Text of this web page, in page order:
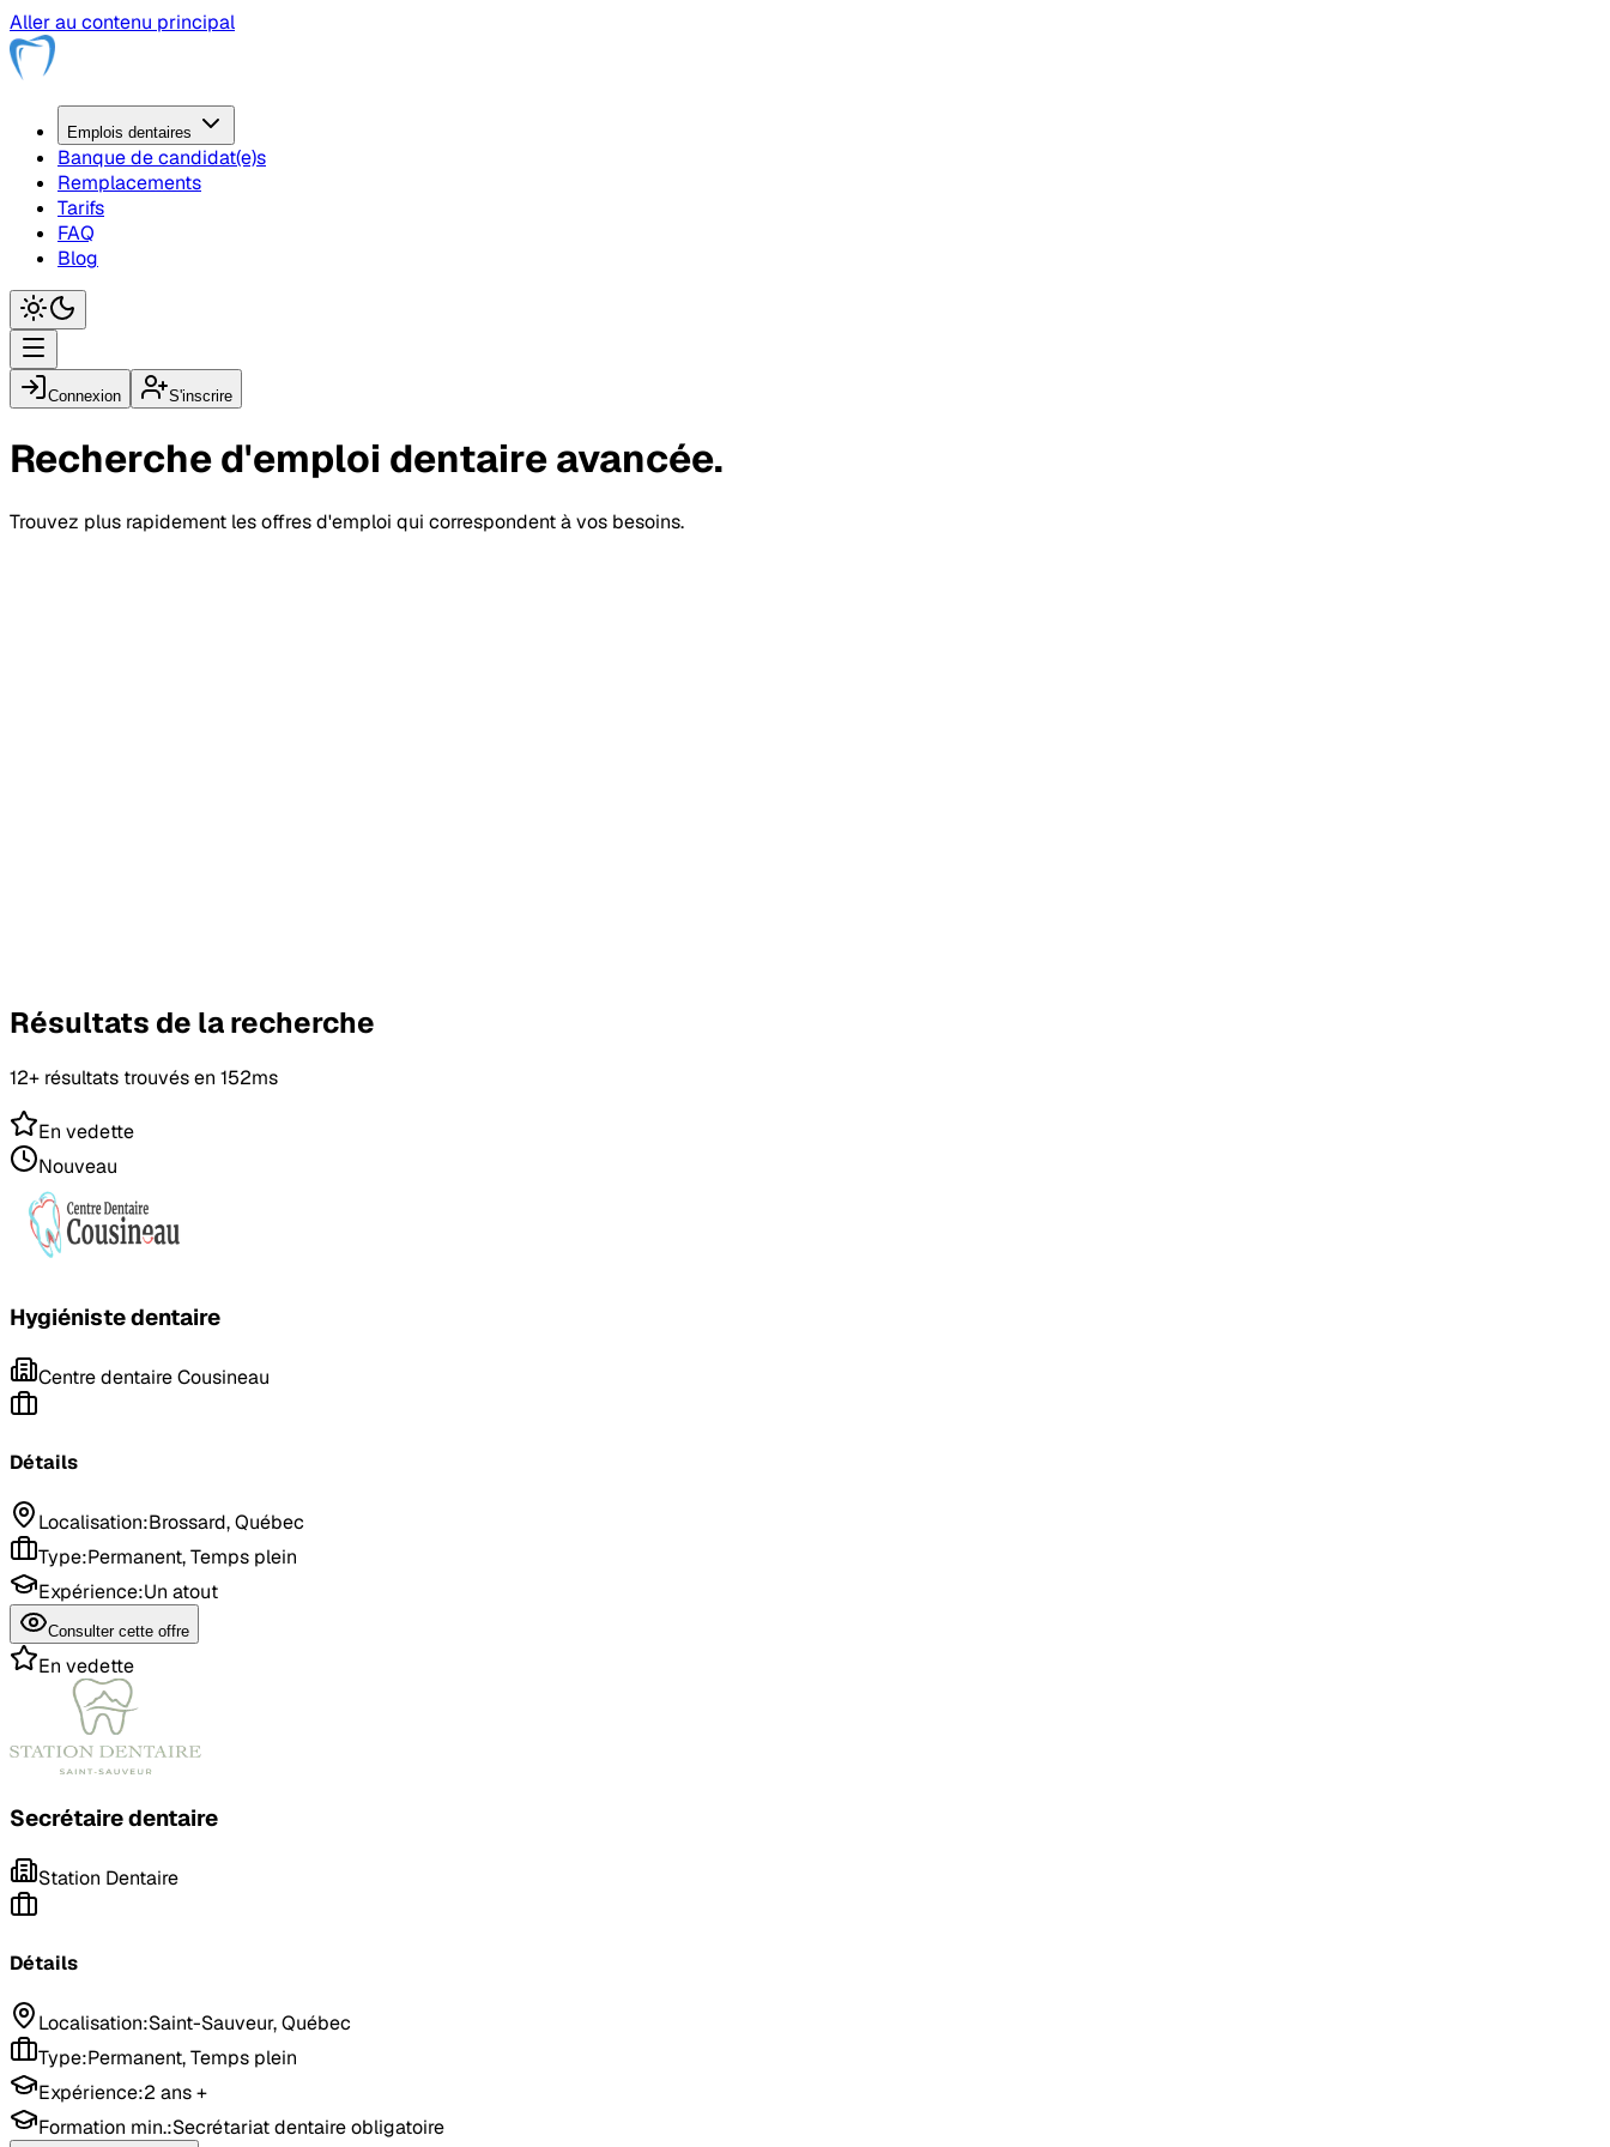
Aller au contenu principal
Emplois dentaires
Banque de candidat(e)s
Remplacements
Tarifs
FAQ
Blog
Connexion S'inscrire
Recherche d'emploi dentaireavancée.
Trouvez plus rapidement les offres d'emploi qui correspondent à vos besoins.
Résultats de la recherche
12+ résultats trouvés en 152ms
En vedette
Nouveau
Hygiéniste dentaire
Centre dentaire Cousineau
Détails
Localisation:Brossard, Québec
Type:Permanent, Temps plein
Expérience:Un atout
Consulter cette offre
En vedette
Secrétaire dentaire
Station Dentaire
Détails
Localisation:Saint-Sauveur, Québec
Type:Permanent, Temps plein
Expérience:2 ans +
Formation min.:Secrétariat dentaire obligatoire